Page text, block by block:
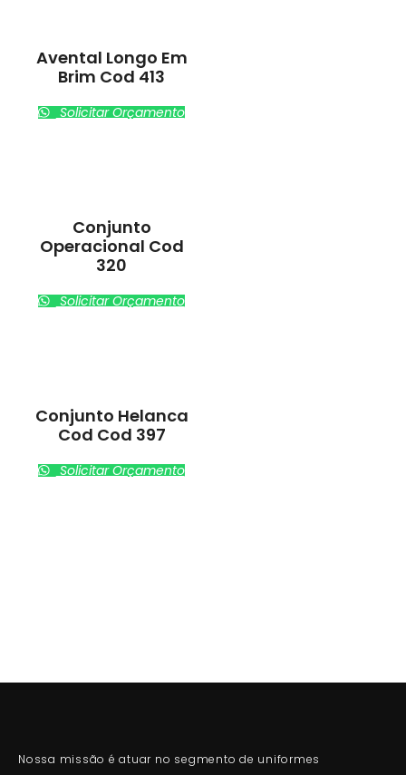
Avental Longo Em
Brim Cod 413
Solicitar Orçamento
Conjunto
Operacional Cod
320
Solicitar Orçamento
Conjunto Helanca
Cod Cod 397
Solicitar Orçamento
Nossa missão é atuar no segmento de uniformes